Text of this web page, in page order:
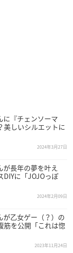
に『チェンソーマ
美しいシルエットに
2024年3月27日
が長年の夢を叶え
DIYに「JOJOっぽ
2024年2月09日
が乙女ゲー（？）の
筋を公開「これは惚
2023年11月24日